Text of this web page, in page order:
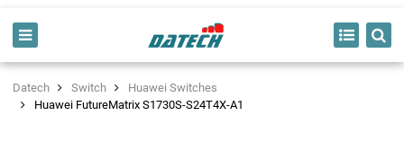
Datech Switch
Huawei Switches
Huawei FutureMatrix S1730S-S24T4X-A1